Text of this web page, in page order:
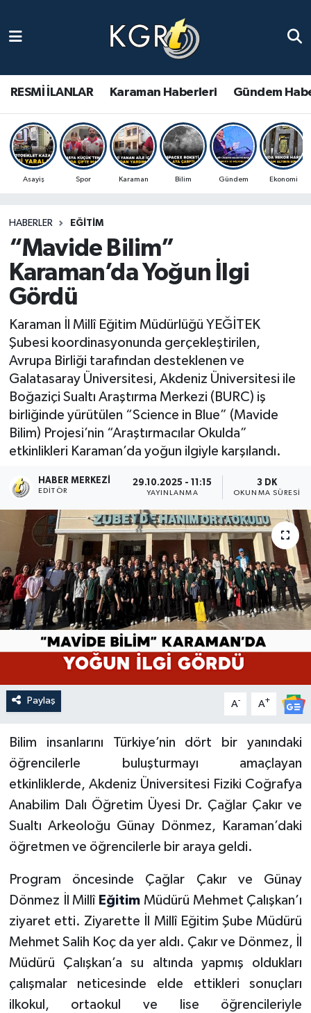
RESMİ İLANLAR Karaman Haberleri Gündem
Asayiş Spor Karaman Bilim Gündem Ekonomi
HABERLER EĞITIM
“Mavide Bilim”
Karaman’da Yoğun İlgi
Gördü
Karaman İl Millî Eğitim Müdürlüğü YEĞİTEK
Şubesi koordinasyonunda gerçekleştirilen,
Avrupa Birliği tarafından desteklenen ve
Galatasaray Üniversitesi, Akdeniz Üniversitesi ile
Boğaziçi Sualtı Araştırma Merkezi (BURC) iş
birliğinde yürütülen “Science in Blue” (Mavide
Bilim) Projesi’nin “Araştırmacılar Okulda”
etkinlikleri Karaman’da yoğun ilgiyle karşılandı.
HABER MERKEZI
EDITÖR
29.10.2025 - 11:15
YAYINLANMA
3 DK
OKUNMA SÜRESI
Paylaş A- A+
Bilim insanlarını Türkiye’nin dört bir yanındaki
öğrencilerle buluşturmayı amaçlayan
etkinliklerde, Akdeniz Üniversitesi Fiziki Coğrafya
Anabilim Dalı Öğretim Üyesi Dr. Çağlar Çakır ve
Sualtı Arkeoloğu Günay Dönmez, Karaman’daki
öğretmen ve öğrencilerle bir araya geldi.
Program öncesinde Çağlar Çakır ve Günay
Dönmez İl Millî Eğitim Müdürü Mehmet Çalışkan’ı
ziyaret etti. Ziyarette İl Millî Eğitim Şube Müdürü
Mehmet Salih Koç da yer aldı. Çakır ve Dönmez, İl
Müdürü Çalışkan’a su altında yapmış oldukları
çalışmalar neticesinde elde ettikleri sonuçları
ilkokul, ortaokul ve lise öğrencileriyle
Gündem Haberleri
Güncel Haberler
Spor Haberleri
Ulusal Haberler
Vefat Edenler